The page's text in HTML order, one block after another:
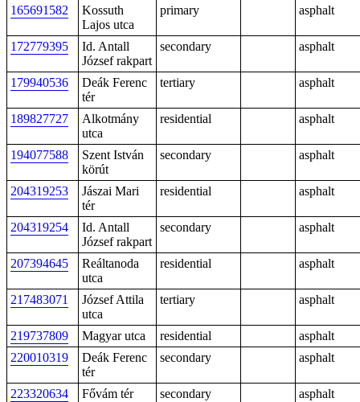
165691582
Kossuth
Lajos utca
primary asphalt
172779395
Id. Antall
József rakpart
secondary asphalt
179940536
Deák Ferenc
tér
tertiary asphalt
189827727
Alkotmány
utca
residential asphalt
194077588
Szent István
körút
secondary asphalt
204319253
Jászai Mari
tér
residential asphalt
204319254
Id. Antall
József rakpart
secondary asphalt
207394645
Reáltanoda
utca
residential asphalt
217483071
József Attila
utca
tertiary asphalt
219737809 Magyar utca residential
asphalt
220010319
Deák Ferenc
tér
secondary asphalt
223320634 Fővám tér secondary
asphalt